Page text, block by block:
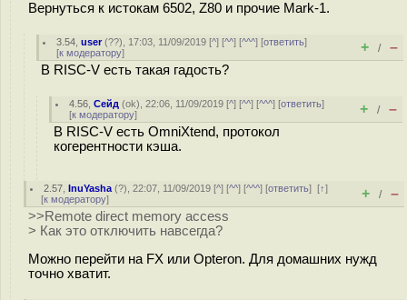
Вернуться к истокам 6502, Z80 и прочие Mark-1.
3.54 ,user(??), 17:03, 11/09/2019 [^] [^^] [^^^] [ответить]
[к модератору] + / –
В RISC-V есть такая гадость?
4.56 ,Сейд (ok), 22:06, 11/09/2019 [^] [^^] [^^^] [ответить]
[к модератору] + / –
В RISC-V есть OmniXtend, протокол
когерентности кэша.
2.57 ,InuYasha (?), 22:07, 11/09/2019 [^] [^^] [^^^] [ответить][↑]
[к модератору] + / –
>>Remote direct memory access
> Как это отключить навсегда?
Можно перейти на FX или Opteron. Для домашних нужд
точно хватит.